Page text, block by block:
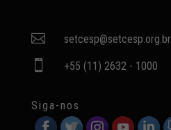
 setcesp@setcesp.org.br
 +55 (11) 2632 - 1000
Siga-nos